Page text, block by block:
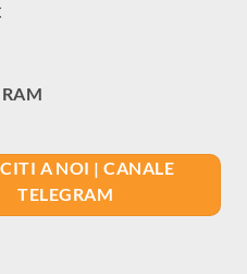
A NOI | CANALE
TELEGRAM